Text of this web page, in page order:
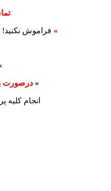
» فراموش نکنید!
» درصورت
انجام کلیه